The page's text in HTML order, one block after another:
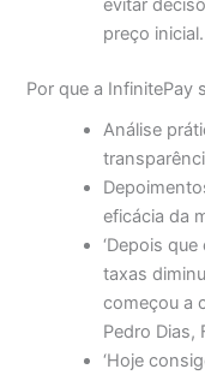
evitar
preço inicial.
Por que a InfinitePay
Análise
eficácia da
‘Depois
taxas
começou a
Pedro Dias,
‘Hoje